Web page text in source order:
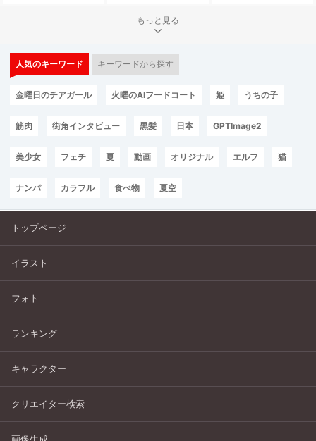
もっと見る
人気のキーワード キーワードから探す
金曜日のチアガール 火曜のAIフードコート 姫 うちの子
筋肉 街角インタビュー 黒髪 日本 GPTImage2
美少女 フェチ 夏 動画 オリジナル エルフ 猫
ナンパ カラフル 食べ物 夏空
トップページ
イラスト
フォト
ランキング
キャラクター
クリエイター検索